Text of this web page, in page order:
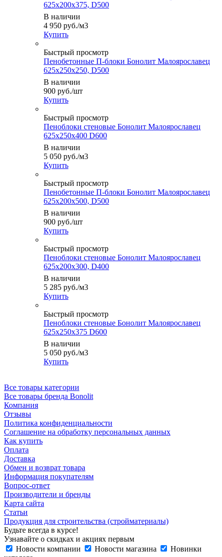
625x200x375, D500
В наличии
4 950 руб./м3
Купить
Быстрый просмотр
Пенобетонные П-блоки Бонолит Малоярославец
625х250х250, D500
В наличии
900 руб./шт
Купить
Быстрый просмотр
Пеноблоки стеновые Бонолит Малоярославец
625x250x400 D600
В наличии
5 050 руб./м3
Купить
Быстрый просмотр
Пенобетонные П-блоки Бонолит Малоярославец
625х200х500, D500
В наличии
900 руб./шт
Купить
Быстрый просмотр
Пеноблоки стеновые Бонолит Малоярославец
625x200x300, D400
В наличии
5 285 руб./м3
Купить
Быстрый просмотр
Пеноблоки стеновые Бонолит Малоярославец
625x250x375 D600
В наличии
5 050 руб./м3
Купить
Все товары категории
Все товары бренда Bonolit
Компания
Отзывы
Политика конфиденциальности
Соглашение на обработку персональных данных
Как купить
Оплата
Доставка
Обмен и возврат товара
Информация покупателям
Вопрос-ответ
Производители и бренды
Карта сайта
Статьи
Продукция для строительства (стройматериалы)
Будьте всегда в курсе!
Узнавайте о скидках и акциях первым
Новости компании
Новости магазина
Новинки